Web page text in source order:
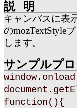
説明
キャンバスに表
のmozTextStyle
します。
サンプルプ
function(){